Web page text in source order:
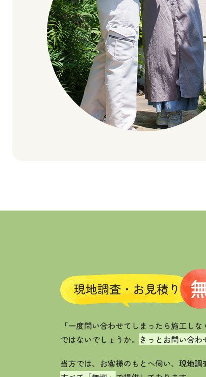
「一度問い合わせてしまったら施工し
ではないでしょうか。 きっとお問い合
当方では、お客様のもとへ伺い、現地調